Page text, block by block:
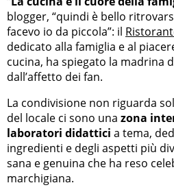
blogger, “quindi è bello
facevo io da piccola”: il
dedicato alla famiglia e al
cucina, ha spiegato la madrina
dall’affetto dei fan.
La condivisione non riguarda
del locale ci sono una zona
laboratori didattici a tema,
ingredienti e degli aspetti più
sana e genuina che ha reso
marchigiana.